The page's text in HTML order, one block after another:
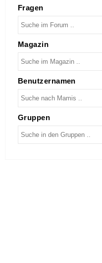
Fragen
Magazin
Benutzernamen
Gruppen